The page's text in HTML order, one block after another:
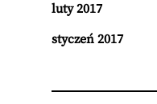
luty 2017
styczeń 2017